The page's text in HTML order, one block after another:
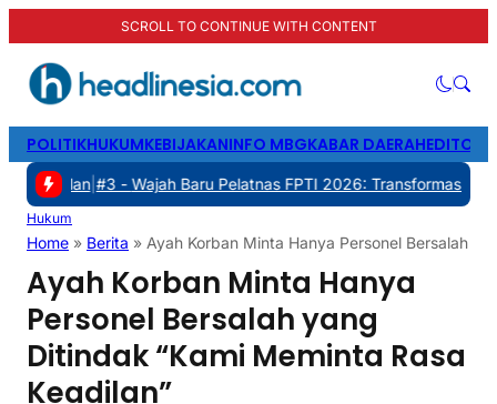
SCROLL TO CONTINUE WITH CONTENT
POLITIKHUKUMKEBIJAKANINFO MBGKABAR DAERAH
#3 - Wajah Baru Pelatnas FPTI 2026: Transformasi Manajemen,
Hukum
Home » Berita » Ayah Korban Minta Hanya Personel Bersalah
Ayah Korban Minta Hanya
Personel Bersalah yang
Ditindak “Kami Meminta Rasa
Keadilan”